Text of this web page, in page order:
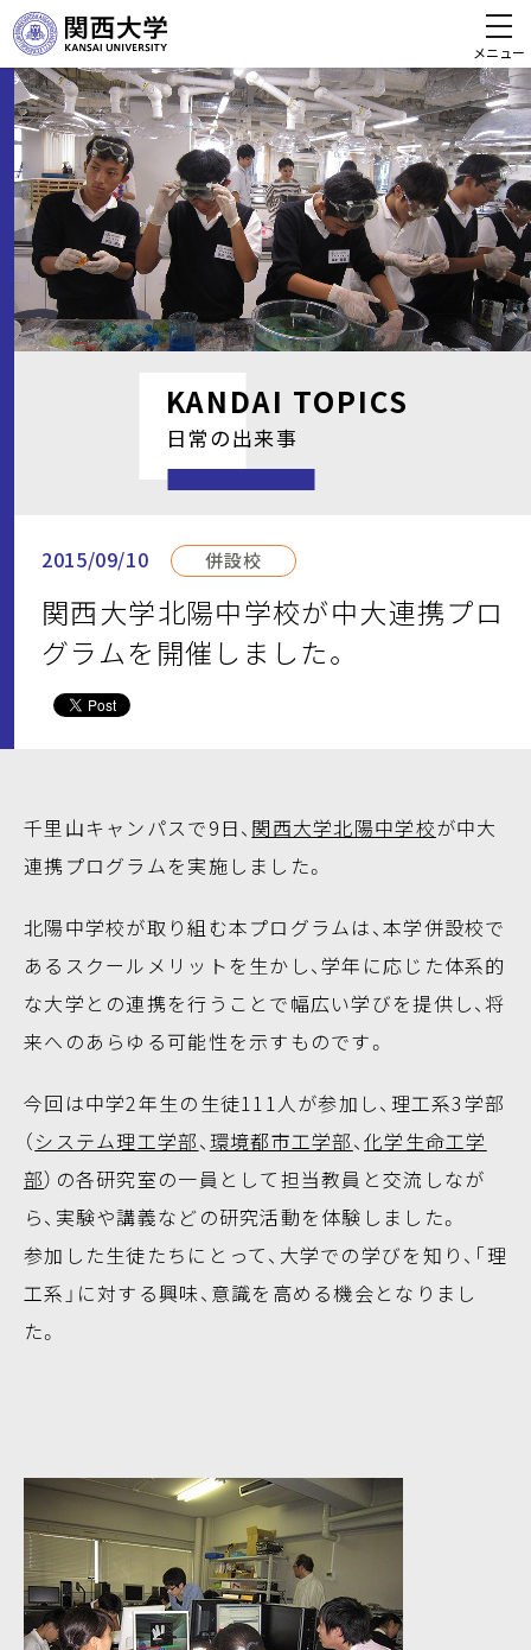
メニュー
KANDAI TOPICS
日常の出来事
2015/09/10 併設校
関西大学北陽中学校が中大連携プロ
グラムを開催しました。
千里山キャンパスで9日、 関西大学北陽中学校が中大
連携プログラムを実施しました。
北陽中学校が取り組む本プログラムは、本学併設校で
あるスクールメリットを生かし、学年に応じた体系的
な大学との連携を行うことで幅広い学びを提供し、将
来へのあらゆる可能性を示すものです。
今回は中学2年生の生徒111人が参加し、理工系3学部
（システム理工学部、 環境都市工学部、化学生命工学
部）の各研究室の一員として担当教員と交流しなが
ら、実験や講義などの研究活動を体験しました。
参加した生徒たちにとって、大学での学びを知り、「理
工系」に対する興味、意識を高める機会となりまし
た。